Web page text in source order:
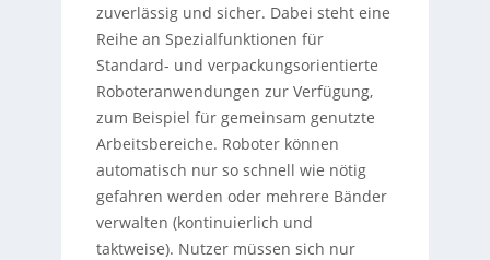
zuverlässig und sicher. Dabei steht eine
Reihe an Spezialfunktionen für
Standard- und verpackungsorientierte
Roboteranwendungen zur Verfügung,
zum Beispiel für gemeinsam genutzte
Arbeitsbereiche. Roboter können
automatisch nur so schnell wie nötig
gefahren werden oder mehrere Bänder
verwalten (kontinuierlich und
taktweise). Nutzer müssen sich nur